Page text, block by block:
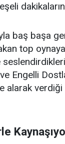
baş başa
top
Engelli
alarak